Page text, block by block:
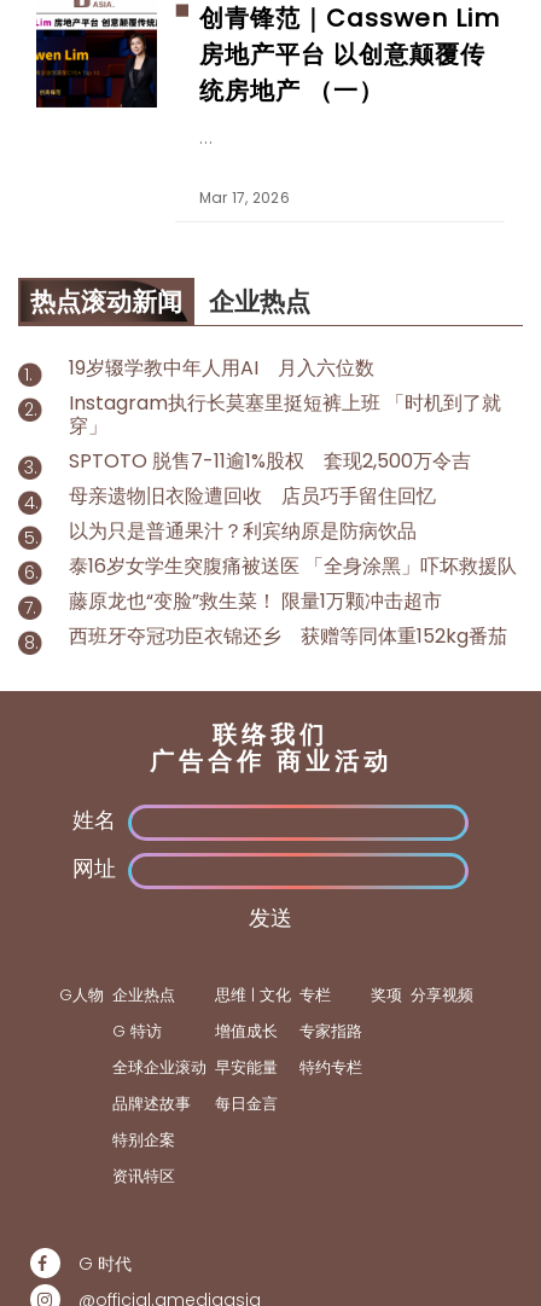
创青锋范｜Casswen Lim
房地产平台 以创意颠覆传
统房地产 （一）
Mar 17, 2026
热点滚动新闻 企业热点
19岁辍学教中年人用AI 月入六位数
Instagram执行长莫塞里挺短裤上班 「时机到了就
穿」
SPTOTO 脱售7-11逾1%股权 套现2,500万令吉
母亲遗物旧衣险遭回收 店员巧手留住回忆
以为只是普通果汁？利宾纳原是防病饮品
泰16岁女学生突腹痛被送医 「全身涂黑」吓坏救援队
藤原龙也“变脸”救生菜！ 限量1万颗冲击超市
西班牙夺冠功臣衣锦还乡 获赠等同体重152kg番茄
联络我们
广告合作 商业活动
姓名
网址
发送
G人物 企业热点
G 特访
全球企业滚动
品牌述故事
特别企案
资讯特区
思维 | 文化
增值成长
早安能量
每日金言
专栏
专家指路
特约专栏
奖项 分享视频
G 时代
@official.gmediaasia